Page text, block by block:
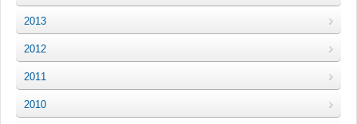
2013
2012
2011
2010